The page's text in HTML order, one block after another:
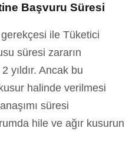
Başvuru Süresi
gerekçesi ile Tüketici
süresi zararın
yıldır. Ancak bu
halinde verilmesi
süresi
hile ve ağır kusurun